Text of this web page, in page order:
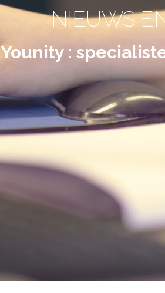
NIEUWS
Younity :